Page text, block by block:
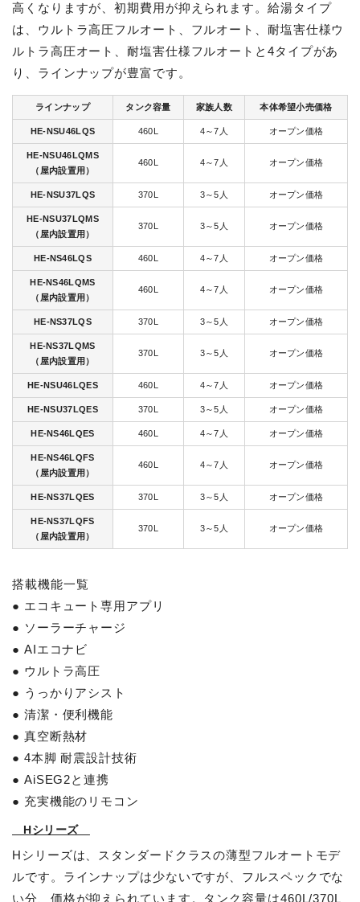
高くなりますが、初期費用が抑えられます。給湯タイプ
は、ウルトラ高圧フルオート、フルオート、耐塩害仕様ウ
ルトラ高圧オート、耐塩害仕様フルオートと4タイプがあ
り、ラインナップが豊富です。
ラインナップ タンク容量 家族人数 本体希望小売価格
HE-NSU46LQS 460L 4～7人 オープン価格
HE-NSU46LQMS
（屋内設置用）
460L 4～7人 オープン価格
HE-NSU37LQS 370L 3～5人 オープン価格
HE-NSU37LQMS
（屋内設置用）
370L 3～5人 オープン価格
HE-NS46LQS 460L 4～7人 オープン価格
HE-NS46LQMS
（屋内設置用）
460L 4～7人 オープン価格
HE-NS37LQS 370L 3～5人 オープン価格
HE-NS37LQMS
（屋内設置用）
370L 3～5人 オープン価格
HE-NSU46LQES 460L 4～7人 オープン価格
HE-NSU37LQES 370L 3～5人 オープン価格
HE-NS46LQES 460L 4～7人 オープン価格
HE-NS46LQFS
（屋内設置用）
460L 4～7人 オープン価格
HE-NS37LQES 370L 3～5人 オープン価格
HE-NS37LQFS
（屋内設置用）
370L 3～5人 オープン価格
搭載機能一覧
● エコキュート専用アプリ
● ソーラーチャージ
● AIエコナビ
● ウルトラ高圧
● うっかりアシスト
● 清潔・便利機能
● 真空断熱材
● 4本脚 耐震設計技術
● AiSEG2と連携
● 充実機能のリモコン
Hシリーズ
Hシリーズは、スタンダードクラスの薄型フルオートモデ
ルです。ラインナップは少ないですが、フルスペックでな
い分、価格が抑えられています。タンク容量は460L/370L
簡単30秒・完全無料
お見積りスタート 0120-099-995